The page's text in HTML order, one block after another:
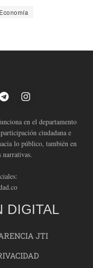
Economía
en el departamento
ciudadana e
lo público, también en
narrativas.
DIGITAL
JTI